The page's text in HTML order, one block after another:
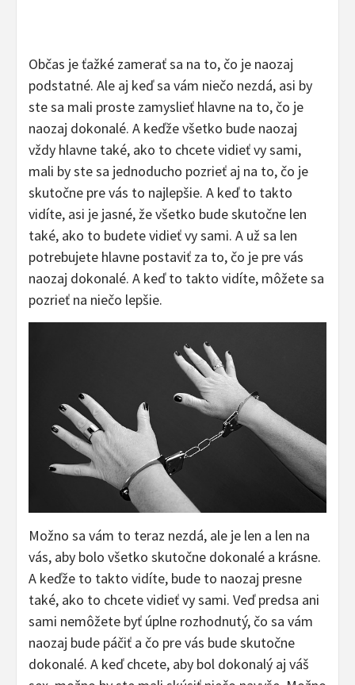
Občas je ťažké zamerať sa na to, čo je naozaj
podstatné. Ale aj keď sa vám niečo nezdá, asi by
ste sa mali proste zamyslieť hlavne na to, čo je
naozaj dokonalé. A keďže všetko bude naozaj
vždy hlavne také, ako to chcete vidieť vy sami,
mali by ste sa jednoducho pozrieť aj na to, čo je
skutočne pre vás to najlepšie. A keď to takto
vidíte, asi je jasné, že všetko bude skutočne len
také, ako to budete vidieť vy sami. A už sa len
potrebujete hlavne postaviť za to, čo je pre vás
naozaj dokonalé. A keď to takto vidíte, môžete sa
pozrieť na niečo lepšie.
Možno sa vám to teraz nezdá, ale je len a len na
vás, aby bolo všetko skutočne dokonalé a krásne.
A keďže to takto vidíte, bude to naozaj presne
také, ako to chcete vidieť vy sami. Veď predsa ani
sami nemôžete byť úplne rozhodnutý, čo sa vám
naozaj bude páčiť a čo pre vás bude skutočne
dokonalé. A keď chcete, aby bol dokonalý aj váš